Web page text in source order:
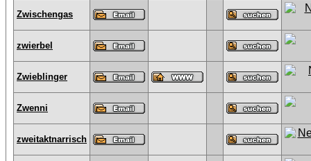
Zwischengas
zwierbel
Zwieblinger
Zwenni
zweitaktnarrisch